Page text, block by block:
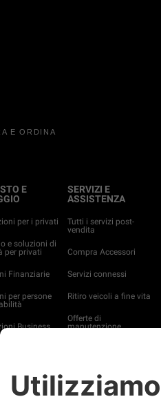
E ORDINA
E
per i privati
e soluzioni di
per privati
Finanziarie
per persone
Business
e soluzioni di
aziende
SERVIZI E
ASSISTENZA
Tutti i servizi post-
vendita
Compra Accessori
Servizi connessi
Ritiro veicoli a fine vita
Offerte di
manutenzione
Piani di manutenzione